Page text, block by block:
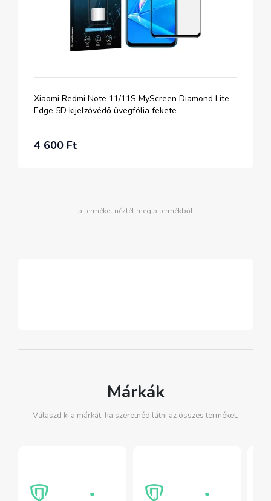
Xiaomi Redmi Note 11/11S MyScreen Diamond Lite
Edge 5D kijelzővédő üvegfólia fekete
4 600 Ft
5 terméket néztél meg 5 termékből
Márkák
Válaszd ki a márkát, ha szeretnéd látni az összes terméket.